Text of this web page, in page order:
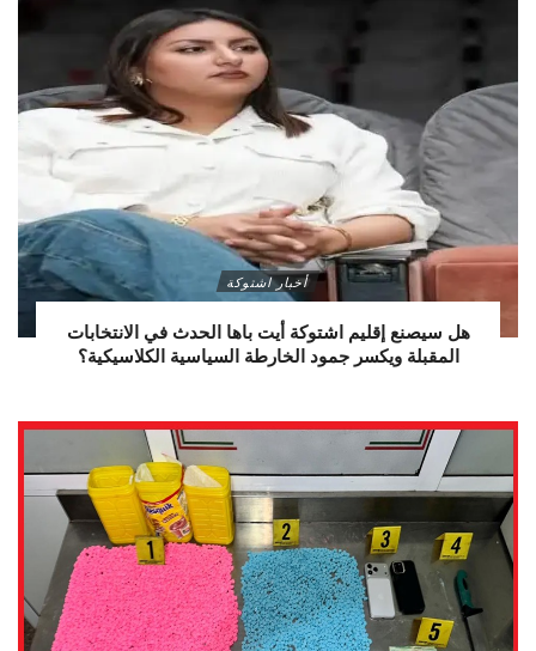
أخبار اشتوكة
هل سيصنع إقليم اشتوكة أيت باها الحدث في الانتخابات
المقبلة ويكسر جمود الخارطة السياسية الكلاسيكية؟